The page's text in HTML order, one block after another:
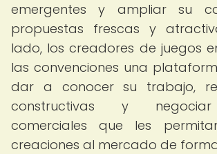
emergentes y ampliar su
propuestas frescas y
lado, los creadores de juegos
las convenciones una
dar a conocer su trabajo,
constructivas y
comerciales que les
creaciones al mercado de